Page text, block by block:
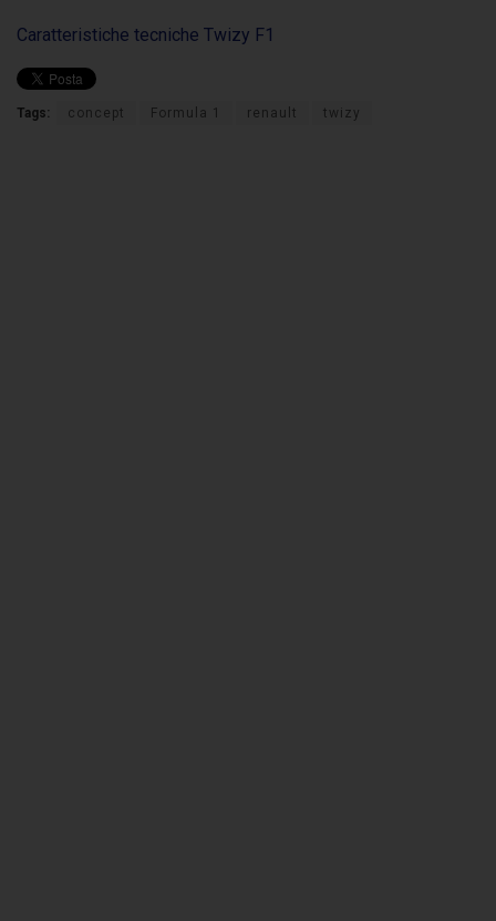
Caratteristiche tecniche Twizy F1
Tags: concept Formula 1 renault twizy